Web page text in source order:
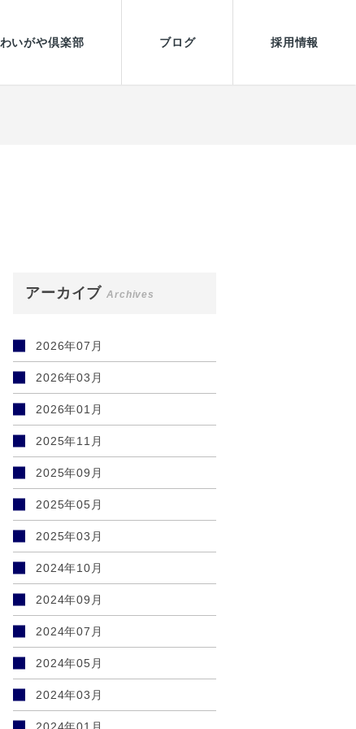
わいがや倶楽部 ブログ 採用情報
アーカイブ Archives
2026年07月
2026年03月
2026年01月
2025年11月
2025年09月
2025年05月
2025年03月
2024年10月
2024年09月
2024年07月
2024年05月
2024年03月